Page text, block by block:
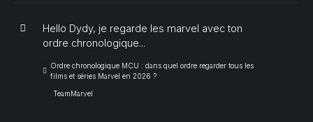
Hello Dydy, je regarde les marvel avec ton
ordre chronologique...
Ordre chronologique MCU : dans quel ordre regarder tous les
films et séries Marvel en 2026 ?
TeamMarvel